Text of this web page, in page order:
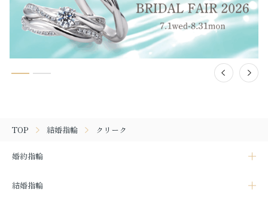
TOP 結婚指輪 クリーク
婚約指輪
結婚指輪